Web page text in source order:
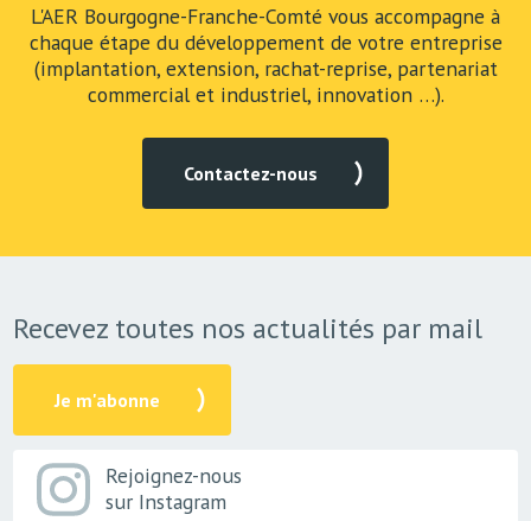
L'AER Bourgogne-Franche-Comté vous accompagne à
chaque étape du développement de votre entreprise
(implantation, extension, rachat-reprise, partenariat
commercial et industriel, innovation …).
Contactez-nous
Recevez toutes nos actualités par mail
Je m'abonne
Rejoignez-nous
sur Instagram